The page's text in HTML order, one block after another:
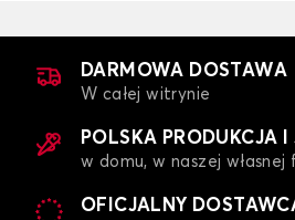
DARMOWA DOSTAWA
W całej witrynie
POLSKA PRODUKCJA I
w domu, w naszej własnej
OFICJALNY